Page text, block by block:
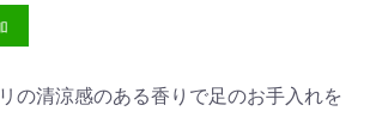
の清涼感のある香りで足のお手入れを